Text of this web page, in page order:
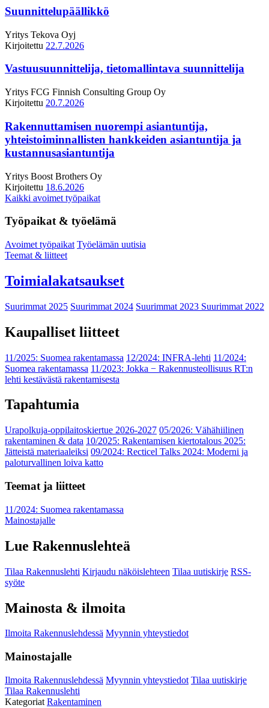
Suunnittelupäällikkö
Yritys Tekova Oyj
Kirjoitettu 22.7.2026
Vastuusuunnittelija, tietomallintava suunnittelija
Yritys FCG Finnish Consulting Group Oy
Kirjoitettu 20.7.2026
Rakennuttamisen nuorempi asiantuntija,
yhteistoiminnallisten hankkeiden asiantuntija ja
kustannusasiantuntija
Yritys Boost Brothers Oy
Kirjoitettu 18.6.2026
Kaikki avoimet työpaikat
Työpaikat & työelämä
Avoimet työpaikat Työelämän uutisia
Teemat & liitteet
Toimialakatsaukset
Suurimmat 2025 Suurimmat 2024 Suurimmat 2023 Suurimmat 2022
Kaupalliset liitteet
11/2025: Suomea rakentamassa 12/2024: INFRA-lehti 11/2024:
Suomea rakentamassa 11/2023: Jokka − Rakennusteollisuus RT:n
lehti kestävästä rakentamisesta
Tapahtumia
Urapolkuja-oppilaitoskiertue 2026-2027 05/2026: Vähähiilinen
rakentaminen & data 10/2025: Rakentamisen kiertotalous 2025:
Jätteistä materiaaleiksi 09/2024: Recticel Talks 2024: Moderni ja
paloturvallinen loiva katto
Teemat ja liitteet
11/2024: Suomea rakentamassa
Mainostajalle
Lue Rakennuslehteä
Tilaa Rakennuslehti Kirjaudu näköislehteen Tilaa uutiskirje RSS-
syöte
Mainosta & ilmoita
Ilmoita Rakennuslehdessä Myynnin yhteystiedot
Mainostajalle
Ilmoita Rakennuslehdessä Myynnin yhteystiedot Tilaa uutiskirje
Tilaa Rakennuslehti
Kategoriat Rakentaminen